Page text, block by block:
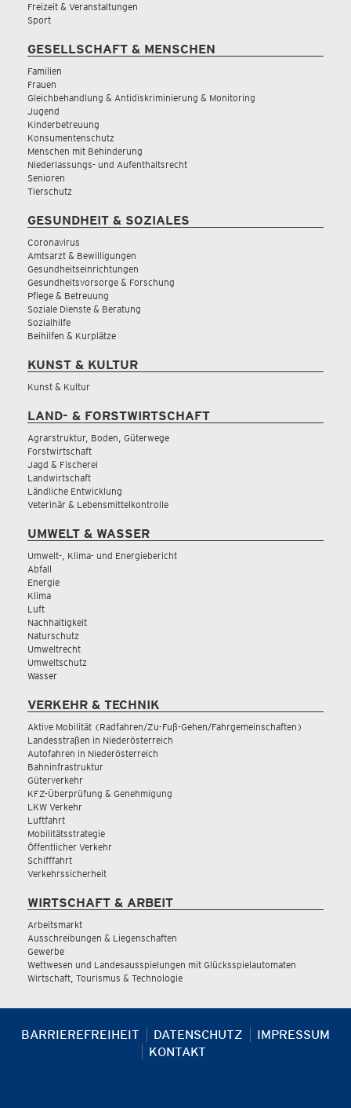
Freizeit & Veranstaltungen
Sport
GESELLSCHAFT & MENSCHEN
Familien
Frauen
Gleichbehandlung & Antidiskriminierung & Monitoring
Jugend
Kinderbetreuung
Konsumentenschutz
Menschen mit Behinderung
Niederlassungs- und Aufenthaltsrecht
Senioren
Tierschutz
GESUNDHEIT & SOZIALES
Coronavirus
Amtsarzt & Bewilligungen
Gesundheitseinrichtungen
Gesundheitsvorsorge & Forschung
Pflege & Betreuung
Soziale Dienste & Beratung
Sozialhilfe
Beihilfen & Kurplätze
KUNST & KULTUR
Kunst & Kultur
LAND- & FORSTWIRTSCHAFT
Agrarstruktur, Boden, Güterwege
Forstwirtschaft
Jagd & Fischerei
Landwirtschaft
Ländliche Entwicklung
Veterinär & Lebensmittelkontrolle
UMWELT & WASSER
Umwelt-, Klima- und Energiebericht
Abfall
Energie
Klima
Luft
Nachhaltigkeit
Naturschutz
Umweltrecht
Umweltschutz
Wasser
VERKEHR & TECHNIK
Aktive Mobilität (Radfahren/Zu-Fuß-Gehen/Fahrgemeinschaften)
Landesstraßen in Niederösterreich
Autofahren in Niederösterreich
Bahninfrastruktur
Güterverkehr
KFZ-Überprüfung & Genehmigung
LKW Verkehr
Luftfahrt
Mobilitätsstrategie
Öffentlicher Verkehr
Schifffahrt
Verkehrssicherheit
WIRTSCHAFT & ARBEIT
Arbeitsmarkt
Ausschreibungen & Liegenschaften
Gewerbe
Wettwesen und Landesausspielungen mit Glücksspielautomaten
Wirtschaft, Tourismus & Technologie
BARRIEREFREIHEIT DATENSCHUTZ
IMPRESSUM
KONTAKT